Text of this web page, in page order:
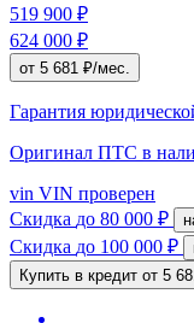
519 900 ₽
624 000 ₽
от 5 681 ₽/мес.
Гарантия
Оригинал ПТС в
vin VIN проверен
Скидка до 80 000 ₽
Скидка до 100 000 ₽
Купить в кредит от 5